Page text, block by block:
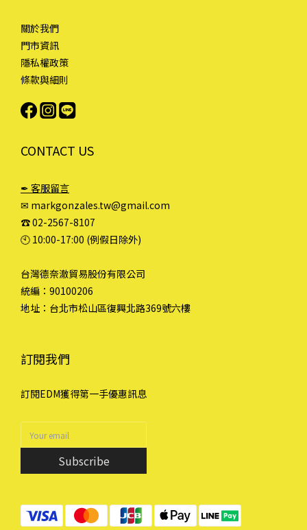
關於我們
門市資訊
隱私權政策
條款與細則
CONTACT US
✒ 客服留言
✉ markgonzales.tw@gmail.com
☎︎ 02-2567-8107
🕙︎ 10:00-17:00 (例假日除外)
台灣德奈澈貿易股份有限公司
統編：90100206
地址：台北市松山區復興北路369號六樓
訂閱我們
訂閱EDM獲得第一手優惠訊息
Subscribe